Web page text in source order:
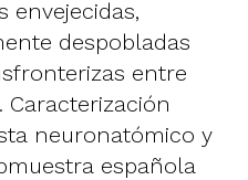
envejecidas,
despobladas
entre
Caracterización
neuronatómico y
española